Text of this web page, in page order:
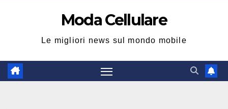
Moda Cellulare
Le migliori news sul mondo mobile